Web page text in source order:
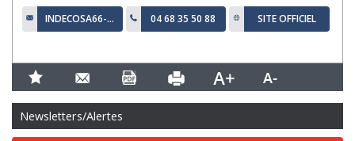
INDECOSA66-CGT@ORANGE.FR 04 68 35 50 88 SITE OFFICIEL
Newsletters/Alertes